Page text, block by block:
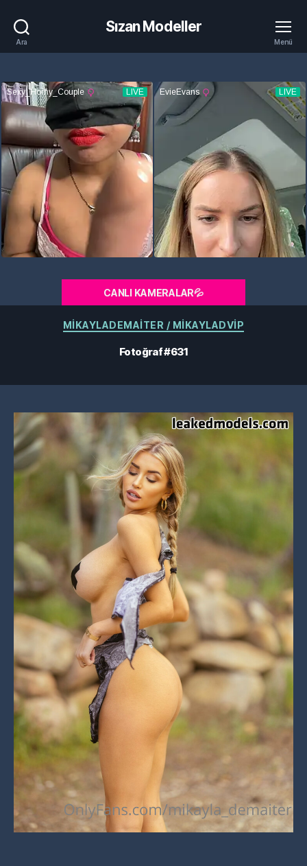
Ara
Sızan Modeller
Menü
CANLI KAMERALAR💦
Kategoriler
MIKAYLADEMAITER / MIKAYLADVIP
Fotoğraf #631